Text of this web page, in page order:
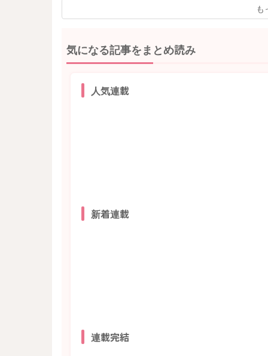
も
気になる記事をまとめ読み
人気連載
新着連載
連載完結